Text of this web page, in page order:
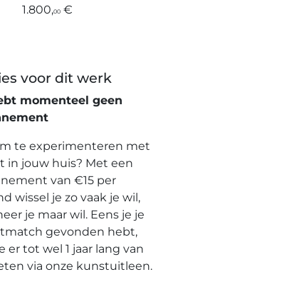
1.800,00 €
voor dit werk
momenteel geen
te experimenteren met
in jouw huis? Met een
van €15 per
wissel je zo vaak je wil,
je maar wil. Eens je je
gevonden hebt,
er tot wel 1 jaar lang van
via onze kunstuitleen.